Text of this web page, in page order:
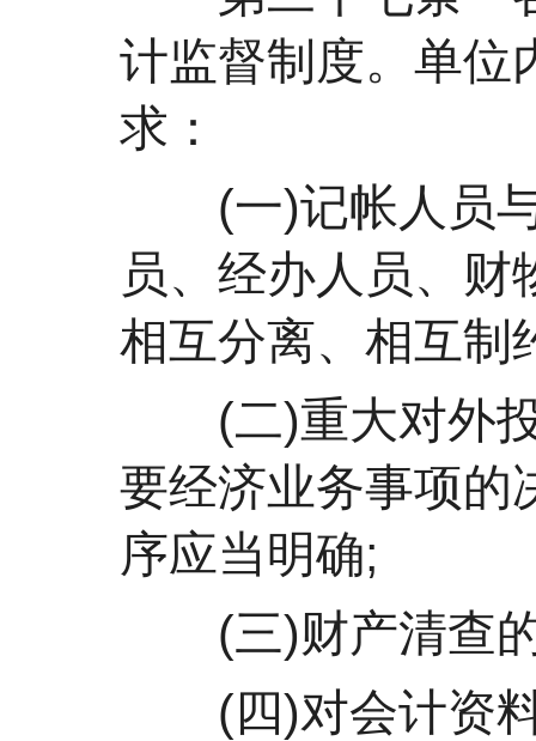
计监督制度。单位
求：
(一)记帐人员与
员、经办人员、
相互分离、相互制
(二)重大对外投
要经济业务事项的
序应当明确;
(三)财产清查的
(四)对会计资料